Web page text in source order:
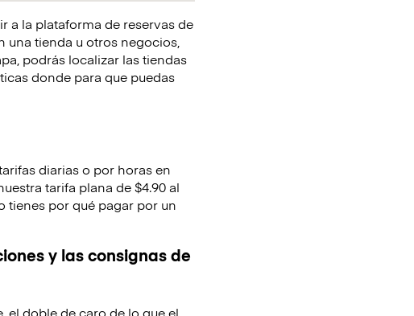
a la plataforma de reservas de
una tienda u otros negocios,
podrás localizar las tiendas
donde para que puedas
diarias o por horas en
tarifa plana de $4.90 al
tienes por qué pagar por un
y las consignas de
el doble de caro de lo que el